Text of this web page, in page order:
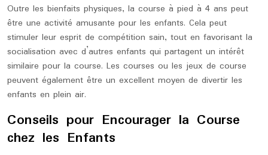
Outre les bienfaits physiques, la course à pied à 4 ans peut
être une activité amusante pour les enfants. Cela peut
stimuler leur esprit de compétition sain, tout en favorisant la
socialisation avec d’autres enfants qui partagent un intérêt
similaire pour la course. Les courses ou les jeux de course
peuvent également être un excellent moyen de divertir les
enfants en plein air.
Conseils pour Encourager la Course
chez les Enfants